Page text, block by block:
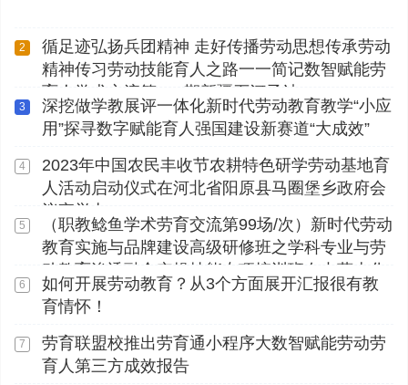
2
循足迹弘扬兵团精神 走好传播劳动思想传承劳动
精神传习劳动技能育人之路一一简记数智赋能劳
育人学术交流第112期新疆石河子站
3
深挖做学教展评一体化新时代劳动教育教学“小应
用”探寻数字赋能育人强国建设新赛道“大成效”
4
2023年中国农民丰收节农耕特色研学劳动基地育
人活动启动仪式在河北省阳原县马圈堡乡政府会
议室举办
5
（职教鲶鱼学术劳育交流第99场/次）新时代劳动
教育实施与品牌建设高级研修班之学科专业与劳
动教育渗透融合实操技能专项培训班在内蒙古化
工职业学院顺利开展
6
如何开展劳动教育？从3个方面展开汇报很有教
育情怀！
7
劳育联盟校推出劳育通小程序大数智赋能劳动劳
育人第三方成效报告